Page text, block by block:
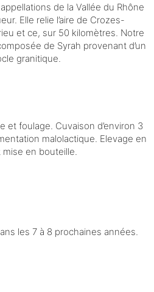
de la Vallée du Rhône
Elle relie l’aire de Crozes-
et ce, sur 50 kilomètres. Notre
de Syrah provenant d’un
granitique.
et foulage. Cuvaison d’environ 3
malolactique. Elevage en
en bouteille.
les 7 à 8 prochaines années.